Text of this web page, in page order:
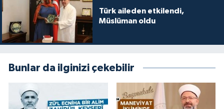
Türk aileden etkilendi,
Müslüman oldu
Bunlar da ilginizi çekebilir